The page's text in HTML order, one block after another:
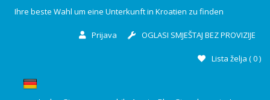
Ihre beste Wahl um eine Unterkunft in Kroatien zu finden
Prijava OGLASI SMJEŠTAJ BEZ PROVIZIJE
Lista želja (0)